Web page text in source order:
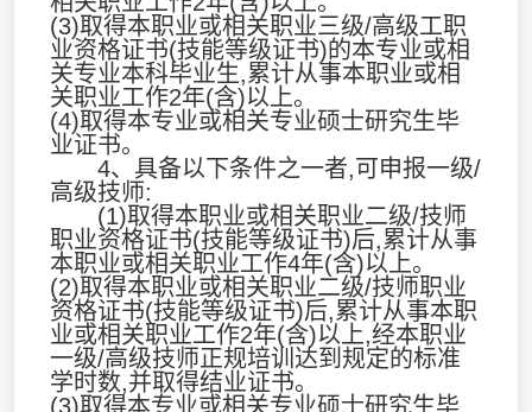
(3)取得本职业或相关职业三级/高级工职
业资格证书(技能等级证书)的本专业或相
关专业本科毕业生,累计从事本职业或相
关职业工作2年(含)以上。
(4)取得本专业或相关专业硕士研究生毕
业证书。
4、具备以下条件之一者,可申报一级/
高级技师:
(1)取得本职业或相关职业二级/技师
职业资格证书(技能等级证书)后,累计从事
本职业或相关职业工作4年(含)以上。
(2)取得本职业或相关职业二级/技师职业
资格证书(技能等级证书)后,累计从事本职
业或相关职业工作2年(含)以上,经本职业
一级/高级技师正规培训达到规定的标准
学时数,并取得结业证书。
(3)取得本专业或相关专业硕士研究生毕